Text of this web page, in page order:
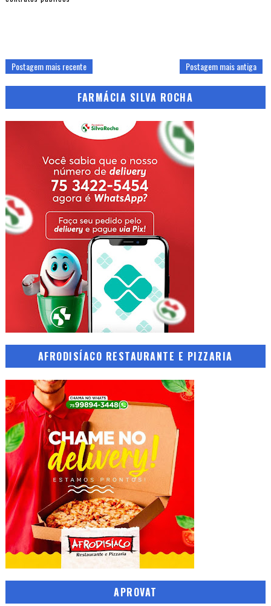
Postagem mais recente Postagem mais antiga
FARMÁCIA SILVA ROCHA
AFRODISÍACO RESTAURANTE E PIZZARIA
APROVAT